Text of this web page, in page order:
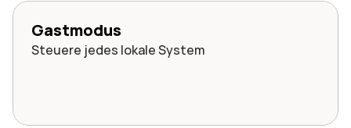
Gastmodus
Steuere jedes lokale System